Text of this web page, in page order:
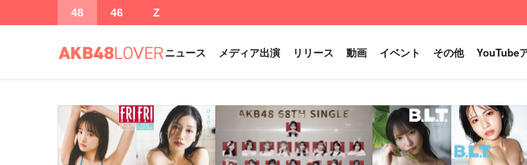
48 46 Z
ニュース メディア出演 リリース 動画 イベント その他 YouTube